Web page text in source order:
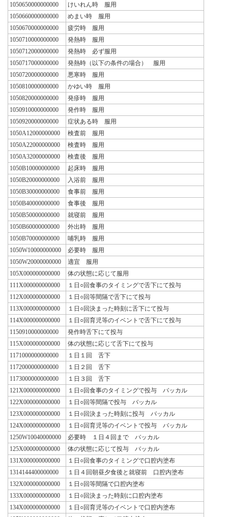
1050650000000000
けいれん時 服用
1050660000000000
めまい時 服用
1050670000000000
疲労時 服用
1050710000000000
発熱時 服用
1050712000000000
発熱時 必ず服用
1050717000000000
発熱時（以下の条件の場合） 服用
1050720000000000
悪寒時 服用
1050810000000000
かゆい時 服用
1050820000000000
発疹時 服用
1050910000000000
発作時 服用
1050920000000000
症状ある時 服用
1050A12000000000
検査前 服用
1050A22000000000
検査時 服用
1050A32000000000
検査後 服用
1050B10000000000
起床時 服用
1050B20000000000
入浴前 服用
1050B30000000000
食事前 服用
1050B40000000000
食事後 服用
1050B50000000000
就寝前 服用
1050B60000000000
外出時 服用
1050B70000000000
哺乳時 服用
1050W10000000000
必要時 服用
1050W20000000000
適宜 服用
105X000000000000
体の状態に応じて服用
111X000000000000
１日○回食事のタイミングで舌下にて投与
112X000000000000
１日○回等間隔で舌下にて投与
113X000000000000
１日○回決まった時刻に舌下にて投与
114X000000000000
１日○回育児等のイベントで舌下にて投与
1150910000000000
発作時舌下にて投与
115X000000000000
体の状態に応じて舌下にて投与
1171000000000000
１日１回 舌下
1172000000000000
１日２回 舌下
1173000000000000
１日３回 舌下
121X000000000000
１日○回食事のタイミングで投与 バッカル
122X000000000000
１日○回等間隔で投与 バッカル
123X000000000000
１日○回決まった時刻に投与 バッカル
124X000000000000
１日○回育児等のイベントで投与 バッカル
1250W10040000000
必要時 １日４回まで バッカル
125X000000000000
体の状態に応じて投与 バッカル
131X000000000000
１日○回食事のタイミングで口腔内塗布
1314144400000000
１日４回朝昼夕食後と就寝前 口腔内塗布
132X000000000000
１日○回等間隔で口腔内塗布
133X000000000000
１日○回決まった時刻に口腔内塗布
134X000000000000
１日○回育児等のイベントで口腔内塗布